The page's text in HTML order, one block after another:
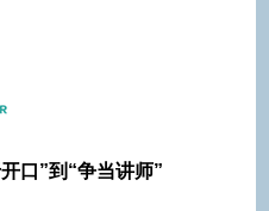
口”到“争当讲师”